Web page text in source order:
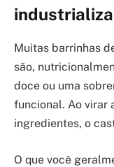
Muitas barrinhas
são,
doce ou uma
funcional. Ao virar
ingredientes, o
O que você